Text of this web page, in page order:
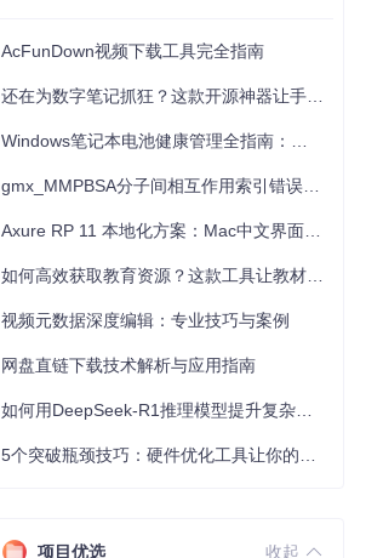
AcFunDown视频下载工具完全指南
视频元数据深度编辑：专业技巧与案例
网盘直链下载技术解析与应用指南
项目优选 收起